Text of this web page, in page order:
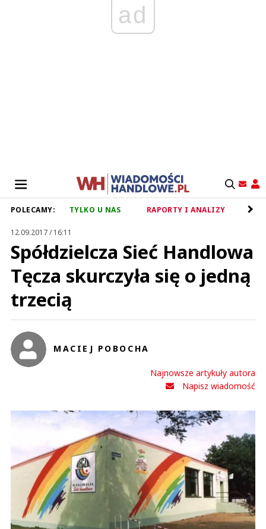
ad
POLECAMY: TYLKO U NAS RAPORTY I ANALIZY
12.09.2017 / 16:11
Spółdzielcza Sieć Handlowa
Tęcza skurczyła się o jedną
trzecią
MACIEJ POBOCHA
Najnowsze artykuły autora
Napisz wiadomość